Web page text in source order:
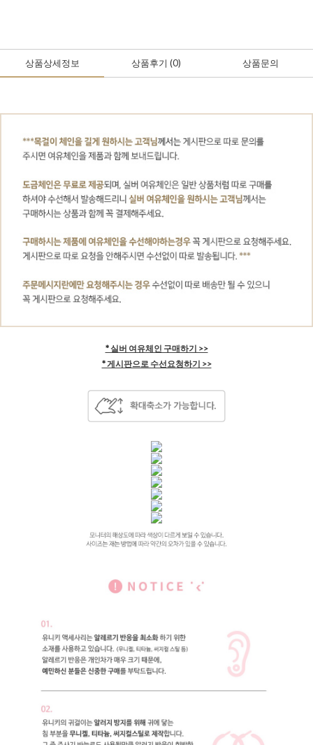
상품상세정보 상품후기 (0) 상품문의
* 실버 여유체인 구매하기 >>
* 게시판으로 수선요청하기 >>